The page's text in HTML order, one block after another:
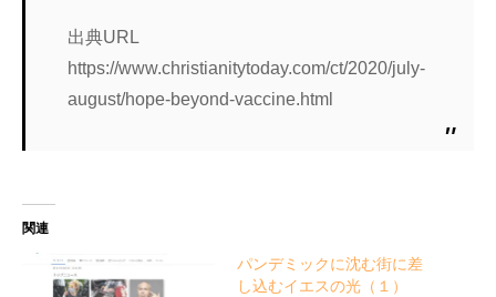
出典URL
https://www.christianitytoday.com/ct/2020/july-
august/hope-beyond-vaccine.html
関連
パンデミックに沈む街に差
し込むイエスの光（１）